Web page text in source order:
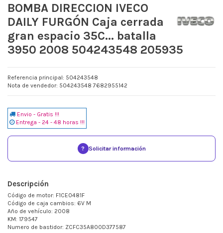
BOMBA DIRECCION IVECO
DAILY FURGÓN Caja cerrada
gran espacio 35C... batalla
3950 2008 504243548 205935
Referencia principal: 504243548
Nota de vendedor: 504243548 7682955142
Envio - Gratis !!!
Entrega - 24 - 48 horas !!!
? Solicitar información
Descripción
Código de motor: F1CE0481F
Código de caja cambios: 6V M
Año de vehículo: 2008
KM: 179547
Numero de bastidor: ZCFC35A800D377587